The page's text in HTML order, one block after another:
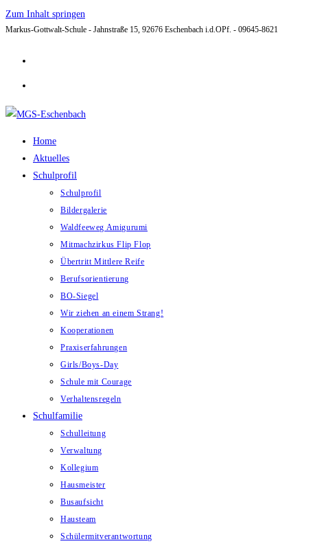
Zum Inhalt springen
Markus-Gottwalt-Schule - Jahnstraße 15, 92676 Eschenbach i.d.OPf. - 09645-8621
Home
Aktuelles
Schulprofil
Schulprofil
Bildergalerie
Waldfeeweg Amigurumi
Mitmachzirkus Flip Flop
Übertritt Mittlere Reife
Berufsorientierung
BO-Siegel
Wir ziehen an einem Strang!
Kooperationen
Praxiserfahrungen
Girls/Boys-Day
Schule mit Courage
Verhaltensregeln
Schulfamilie
Schulleitung
Verwaltung
Kollegium
Hausmeister
Busaufsicht
Hausteam
Schülermitverantwortung